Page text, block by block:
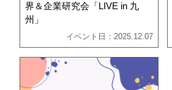
界＆企業研究会「LIVE in 九
州」
イベント日：2025.12.07